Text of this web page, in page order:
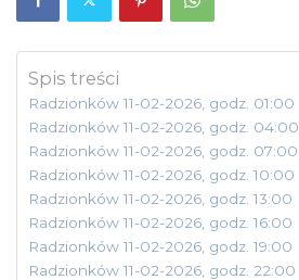
Spis treści
Radzionków 11-02-2026, godz. 01:00
Radzionków 11-02-2026, godz. 04:00
Radzionków 11-02-2026, godz. 07:00
Radzionków 11-02-2026, godz. 10:00
Radzionków 11-02-2026, godz. 13:00
Radzionków 11-02-2026, godz. 16:00
Radzionków 11-02-2026, godz. 19:00
Radzionków 11-02-2026, godz. 22:00